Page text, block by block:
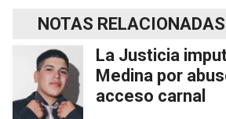
NOTAS RELACIONADAS
La Justicia
Medina por
acceso carnal